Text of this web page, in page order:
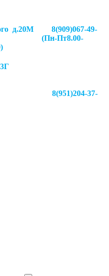
д.20М 8(909)067-49-
д.13Г
8(951)204-37-